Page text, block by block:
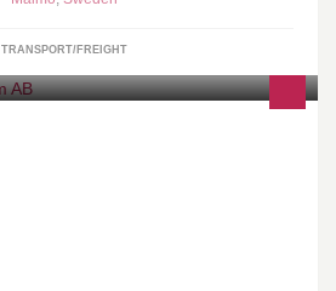
TRANSPORT/FREIGHT